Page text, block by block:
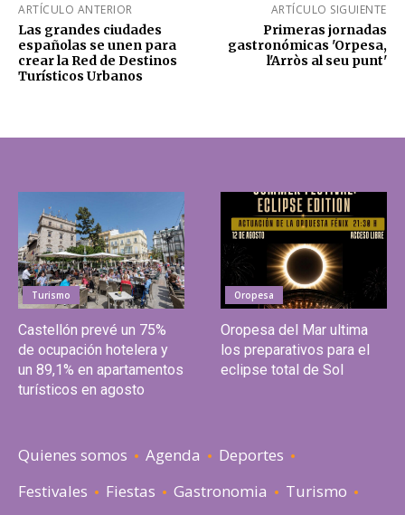
ARTÍCULO ANTERIOR
Las grandes ciudades
españolas se unen para
crear la Red de Destinos
Turísticos Urbanos
ARTÍCULO SIGUIENTE
Primeras jornadas
gastronómicas 'Orpesa,
l'Arròs al seu punt'
Turismo
Castellón prevé un 75%
de ocupación hotelera y
un 89,1% en apartamentos
turísticos en agosto
Oropesa
Oropesa del Mar ultima
los preparativos para el
eclipse total de Sol
Quienes somos Agenda
Deportes
Festivales
Fiestas Gastronomia
Turismo